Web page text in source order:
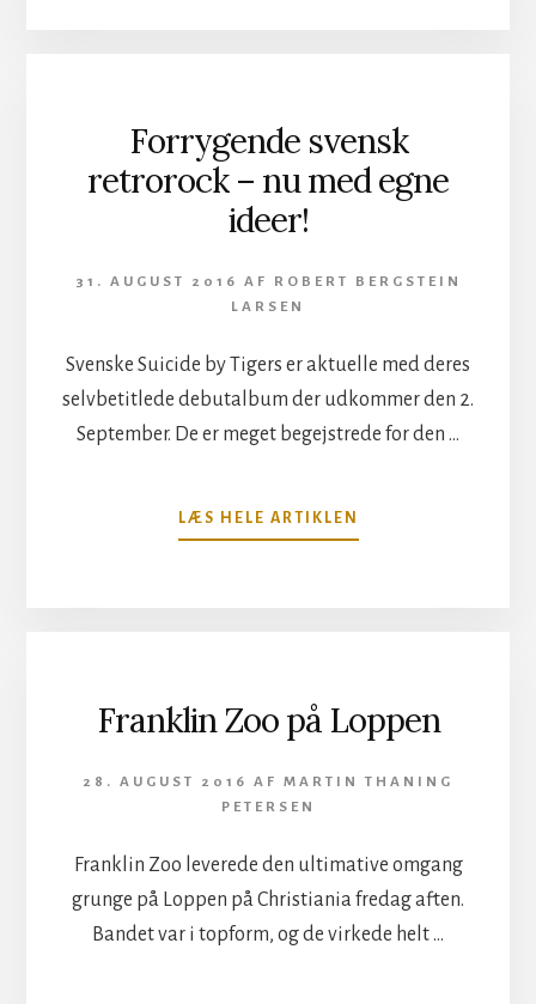
Forrygende svensk
retrorock – nu med egne
ideer!
31. AUGUST 2016 AF
ROBERT BERGSTEIN
LARSEN
Svenske Suicide by Tigers er aktuelle med deres
selvbetitlede debutalbum der udkommer den 2.
September. De er meget begejstrede for den …
LÆS HELE ARTIKLEN
FORRYGENDE
IDEER!
Franklin Zoo på Loppen
28. AUGUST 2016 AF MARTIN THANING
PETERSEN
Franklin Zoo leverede den ultimative omgang
grunge på Loppen på Christiania fredag aften.
Bandet var i topform, og de virkede helt …